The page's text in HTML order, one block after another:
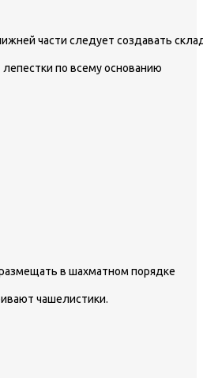
части следует создавать
по всему основанию
в шахматном порядке
чашелистики.